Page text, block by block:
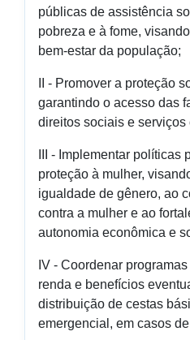
públicas de assistência
pobreza e à fome,
bem-estar da população;
II - Promover a proteção
garantindo o acesso das
direitos sociais e serviços
III - Implementar
proteção à mulher,
igualdade de gênero, ao
contra a mulher e ao
autonomia econômica e
IV - Coordenar
renda e benefícios
distribuição de cestas
emergencial, em casos